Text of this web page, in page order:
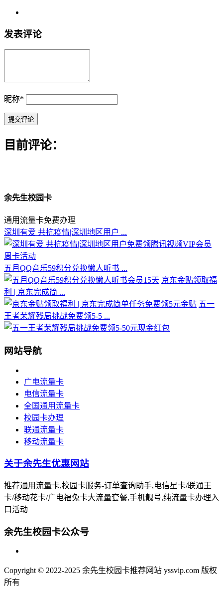
发表评论
昵称*
目前评论：
余先生校园卡
通用流量卡免费办理
深圳有爱 共抗疫情|深圳地区用户 ...
五月QQ音乐59积分兑换懒人听书 ...
京东金贴领取福
利 | 京东完成简 ...
五一
王者荣耀残局挑战免费领5-5 ...
网站导航
广电流量卡
电信流量卡
全国通用流量卡
校园卡办理
联通流量卡
移动流量卡
关于余先生优惠网站
推荐通用流量卡,校园卡服务-订单查询助手,电信星卡/联通王
卡/移动花卡/广电福兔卡大流量套餐,手机靓号,纯流量卡办理入
口活动
余先生校园卡公众号
Copyright © 2022-2025 余先生校园卡推荐网站 yssvip.com 版权
所有